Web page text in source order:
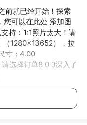
前就已经开始！探索
，您可以在此处 添加图
持：1:1照片太大！请
（1280x13652），拉
寸：4.00
选择订单8 0 0深入了
——更要惊叹不已！
。